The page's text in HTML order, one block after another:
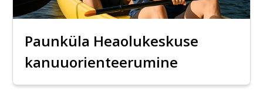
Paunküla Heaolukeskuse
kanuuorienteerumine